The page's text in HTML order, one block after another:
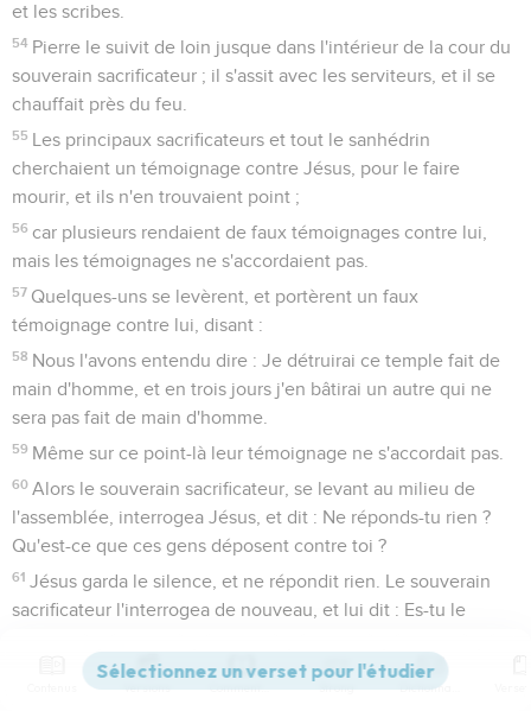
et les scribes.
54 Pierre le suivit de loin jusque dans l'intérieur de la cour du
souverain sacrificateur ; il s'assit avec les serviteurs, et il se
chauffait près du feu.
55 Les principaux sacrificateurs et tout le sanhédrin
cherchaient un témoignage contre Jésus, pour le faire
mourir, et ils n'en trouvaient point ;
56 car plusieurs rendaient de faux témoignages contre lui,
mais les témoignages ne s'accordaient pas.
57 Quelques-uns se levèrent, et portèrent un faux
témoignage contre lui, disant :
58 Nous l'avons entendu dire : Je détruirai ce temple fait de
main d'homme, et en trois jours j'en bâtirai un autre qui ne
sera pas fait de main d'homme.
59 Même sur ce point-là leur témoignage ne s'accordait pas.
60 Alors le souverain sacrificateur, se levant au milieu de
l'assemblée, interrogea Jésus, et dit : Ne réponds-tu rien ?
Qu'est-ce que ces gens déposent contre toi ?
61 Jésus garda le silence, et ne répondit rien. Le souverain
sacrificateur l'interrogea de nouveau, et lui dit : Es-tu le
Jésus répondit : Je le suis. Et vous verrez le Fils de
Versions Commentaires Strong